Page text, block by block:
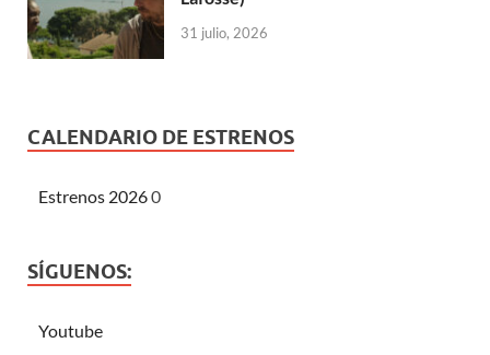
31 julio, 2026
CALENDARIO DE ESTRENOS
Estrenos 20260
SÍGUENOS:
Youtube